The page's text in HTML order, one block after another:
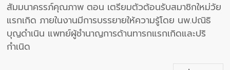
สัมมนาครรภ์คุณภาพ ตอน เตรียมตัวต้อนรับสมาชิกใหม่วัย
แรกเกิด ภายในงานมีการบรรยายให้ความรู้โดย นพ.ปณิธิ
บุญดำเนิน แพทย์ผู้ชำนาญการด้านทารกแรกเกิดและปริ
กำเนิด